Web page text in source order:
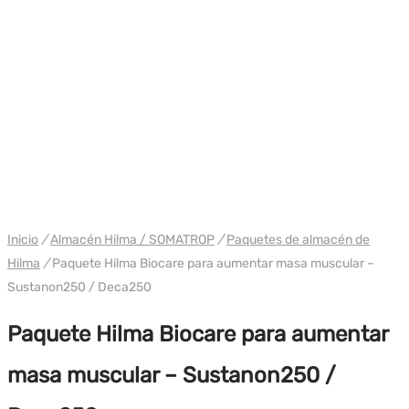
Inicio /Almacén Hilma / SOMATROP / Paquetes de almacén de
Hilma /Paquete Hilma Biocare para aumentar masa muscular –
Sustanon250 / Deca250
Paquete Hilma Biocare para aumentar
masa muscular – Sustanon250 /